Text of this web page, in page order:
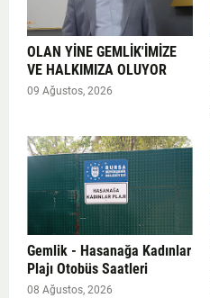
OLAN YİNE GEMLİK'İMİZE
VE HALKIMIZA OLUYOR
09 Ağustos, 2026
Gemlik - Hasanağa Kadınlar
Plajı Otobüs Saatleri
08 Ağustos, 2026